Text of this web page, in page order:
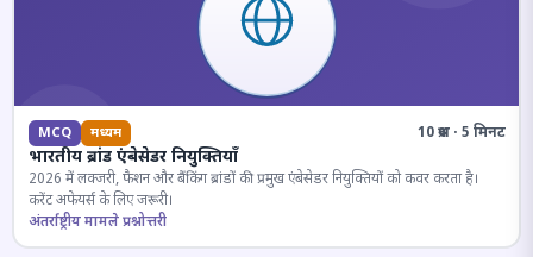
MCQ मध्यम 10 प्रश्न · 5 मिनट
भारतीय ब्रांड एंबेसेडर नियुक्तियाँ
2026 में लक्जरी, फैशन और बैंकिंग ब्रांडों की प्रमुख एंबेसेडर नियुक्तियों को कवर करता है।
करेंट अफेयर्स के लिए जरूरी।
अंतर्राष्ट्रीय मामले प्रश्नोत्तरी